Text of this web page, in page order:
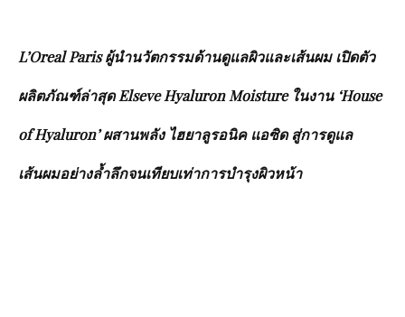
L’Oreal Paris ผู้​นำนวัตกรรม​ด้านดูแล​ผิว​และ​เส้นผม​ เปิดตัว
ผลิตภัณฑ์ล่าสุด Elseve Hyaluron Moisture ในงาน ‘House
of Hyaluron’ ผสานพลัง ไฮยาลูรอนิค แอซิด สู่การดูแล
เส้นผมอย่างล้ำลึกจนเทียบเท่าการบำรุงผิวหน้า